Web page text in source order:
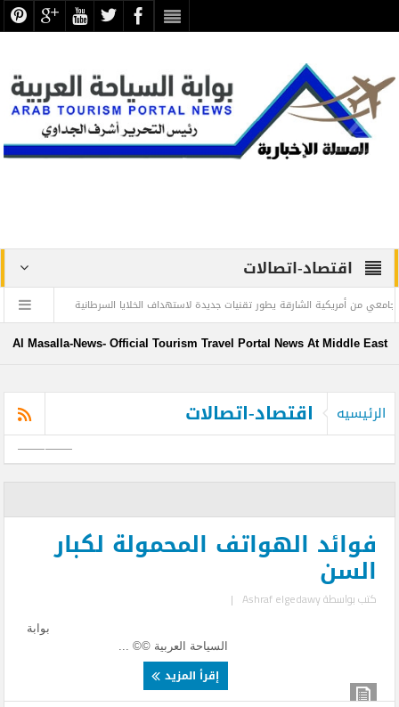
اقتصاد-اتصالات
الشارقة يطور تقنيات جديدة لاستهداف الخلايا السرطانية
عيسى يبحث سبل تعزيز
صفحات الذاكرة الوطنية .. بقلم د. عبد الرحيم ريحان
Al Masalla-News- Official Tourism Travel Portal News At Middle East
الرئيسيه اقتصاد-اتصالات
فوائد الهواتف المحمولة لكبار
السن
كتب بواسطةAshraf elgedawy
|
بوابة
السياحة العربية ©© ...
إقرأ المزيد